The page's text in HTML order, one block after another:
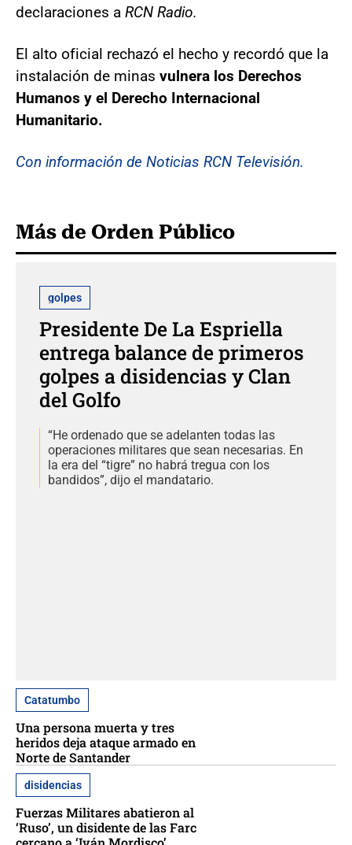
declaraciones a RCN Radio.
El alto oficial rechazó el hecho y recordó que la
instalación de minas vulnera los Derechos
Humanos y el Derecho Internacional
Humanitario.
Con información de Noticias RCN Televisión.
Más de Orden Público
golpes
Presidente De La Espriella
entrega balance de primeros
golpes a disidencias y Clan
del Golfo
“He ordenado que se adelanten todas las
operaciones militares que sean necesarias. En
la era del “tigre” no habrá tregua con los
bandidos”, dijo el mandatario.
Catatumbo
Una persona muerta y tres
heridos deja ataque armado en
Norte de Santander
disidencias
Fuerzas Militares abatieron al
‘Ruso’, un disidente de las Farc